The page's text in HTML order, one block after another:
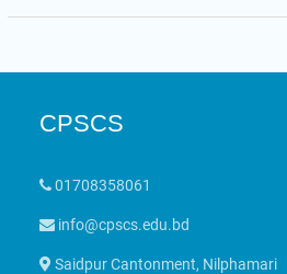
CPSCS
01708358061
info@cpscs.edu.bd
Saidpur Cantonment, Nilphamari